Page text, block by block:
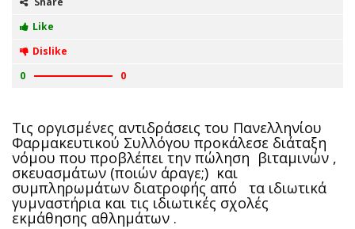
Like
Dislike
0
0
Τις οργισμένες αντιδράσεις του Πανελληνίου
Φαρμακευτικού Συλλόγου προκάλεσε διάταξη
νόμου που προβλέπει την πώληση βιταμινών ,
σκευασμάτων (ποιών άραγε;) και
συμπληρωμάτων διατροφής από τα ιδιωτικά
γυμναστήρια και τις ιδιωτικές σχολές
εκμάθησης αθλημάτων .